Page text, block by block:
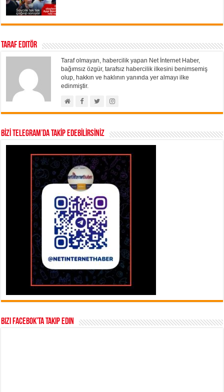
Taraf Editör
Taraf olmayan, habercilik yapan Net İnternet Haber,
bağımsız özgür, tarafsız habercilik ilkesini benimsemiş
olup, hakkın ve haklının yanında yer almayı ilke
edinmiştir.
BİZİ TELEGRAM’DA TAKİP EDEBİLİRSİNİZ
Bizi Facebok’ta takip edin